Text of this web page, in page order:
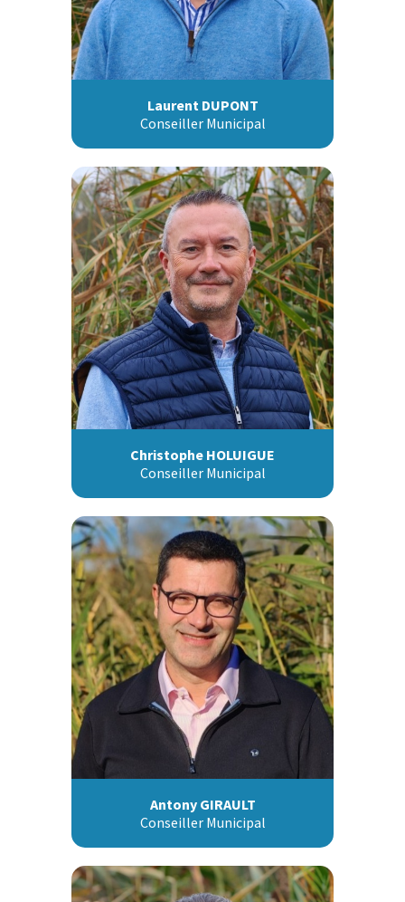
Laurent DUPONT
Conseiller Municipal
Christophe HOLUIGUE
Conseiller Municipal
Antony GIRAULT
Conseiller Municipal